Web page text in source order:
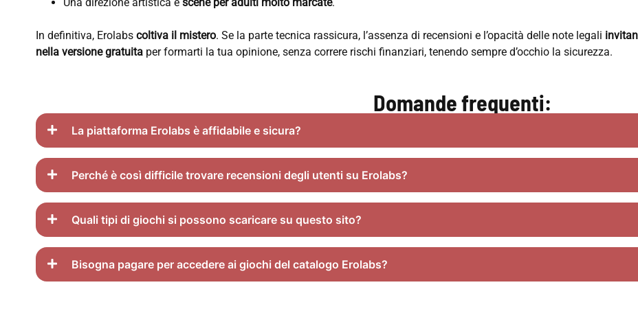
Una direzione artistica e scene per adulti molto marcate.
In definitiva, Erolabs coltiva il mistero. Se la parte tecnica rassicura, l’assenza di recensioni e l’opacità delle note legali
nella versione gratuita per formarti la tua opinione, senza correre rischi finanziari, tenendo sempre d’occhio la sicurezza.
Domande frequenti:
La piattaforma Erolabs è affidabile e sicura?
Perché è così difficile trovare recensioni degli utenti su Erolabs?
Quali tipi di giochi si possono scaricare su questo sito?
Bisogna pagare per accedere ai giochi del catalogo Erolabs?